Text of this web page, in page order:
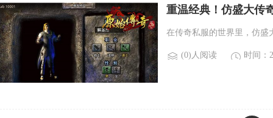
重温经典！仿盛大传
在传奇私服的世界里，仿盛
(0)人阅读 时间：